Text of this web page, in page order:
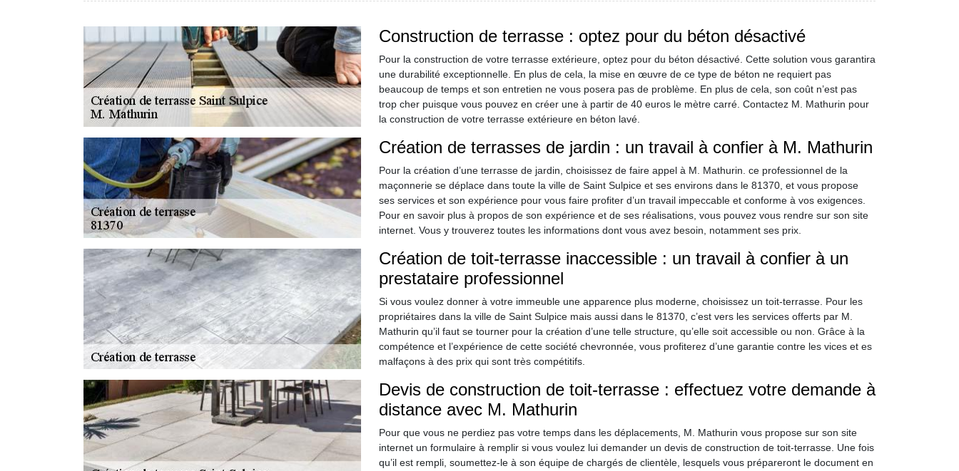
Construction de terrasse : optez pour du béton désactivé
Pour la construction de votre terrasse extérieure, optez pour du béton désactivé. Cette solution vous garantira
une durabilité exceptionnelle. En plus de cela, la mise en œuvre de ce type de béton ne requiert pas
beaucoup de temps et son entretien ne vous posera pas de problème. En plus de cela, son coût n’est pas
trop cher puisque vous pouvez en créer une à partir de 40 euros le mètre carré. Contactez M. Mathurin pour
la construction de votre terrasse extérieure en béton lavé.
Création de terrasses de jardin : un travail à confier à M. Mathurin
Pour la création d’une terrasse de jardin, choisissez de faire appel à M. Mathurin. ce professionnel de la
maçonnerie se déplace dans toute la ville de Saint Sulpice et ses environs dans le 81370, et vous propose
ses services et son expérience pour vous faire profiter d’un travail impeccable et conforme à vos exigences.
Pour en savoir plus à propos de son expérience et de ses réalisations, vous pouvez vous rendre sur son site
internet. Vous y trouverez toutes les informations dont vous avez besoin, notamment ses prix.
Création de toit-terrasse inaccessible : un travail à confier à un
prestataire professionnel
Si vous voulez donner à votre immeuble une apparence plus moderne, choisissez un toit-terrasse. Pour les
propriétaires dans la ville de Saint Sulpice mais aussi dans le 81370, c’est vers les services offerts par M.
Mathurin qu’il faut se tourner pour la création d’une telle structure, qu’elle soit accessible ou non. Grâce à la
compétence et l’expérience de cette société chevronnée, vous profiterez d’une garantie contre les vices et es
malfaçons à des prix qui sont très compétitifs.
Devis de construction de toit-terrasse : effectuez votre demande à
distance avec M. Mathurin
Pour que vous ne perdiez pas votre temps dans les déplacements, M. Mathurin vous propose sur son site
internet un formulaire à remplir si vous voulez lui demander un devis de construction de toit-terrasse. Une fois
qu’il est rempli, soumettez-le à son équipe de chargés de clientèle, lesquels vous prépareront le document en